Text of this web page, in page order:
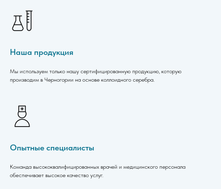
Наша продукция
Мы используем только нашу сертифицированную продукцию, которую
производим в Черногории на основе коллоидного серебра.
Опытные специалисты
Команда высококвалифицированных врачей и медицинского персонала
обеспечивает высокое качество услуг.